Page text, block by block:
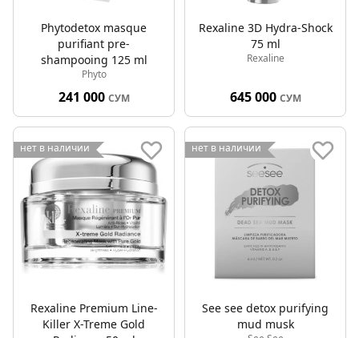
Phytodetox masque
purifiant pre-
shampooing 125 ml
Phyto
241 000 СУМ
Rexaline 3D Hydra-Shock
75 ml
Rexaline
645 000 СУМ
нет в наличии
Rexaline Premium Line-
Killer X-Treme Gold
нет в наличии
See see detox purifying
mud musk